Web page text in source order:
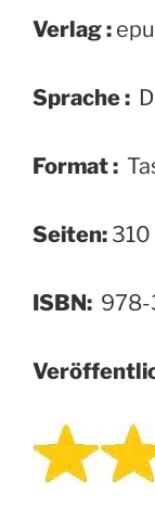
Verlag :
Sprache :
Format :
Seiten:
ISBN: